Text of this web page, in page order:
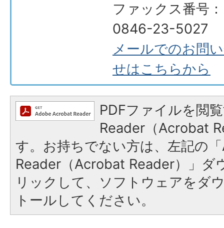
ファックス番号：
0846-23-5027
メールでのお問
せはこちらから
PDFファイルを閲
Reader（Acrobat
す。お持ちでない方は、左記の
Reader（Acrobat Reader）」ダ
リックして、ソフトウェアをダ
トールしてください。